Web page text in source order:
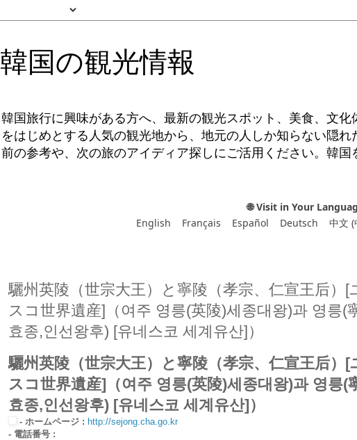
韓国の観光情報
韓国旅行に興味がある方へ、最新の観光スポット、美食、文
をはじめとする人気の観光地から、地元の人しか知らない隠
前の参考や、次の旅のアイディア探しにご活用ください。韓国
🌐 Visit in Your
English
Français Español Deutsch 中文 (
驪州英陵（世宗大王）と寧陵（孝宗、仁宣王后）[
スコ世界遺産]（여주 영릉(英陵)세종대왕)과 영릉(
효종,인선왕후) [유네스코 세계유산]）
驪州英陵（世宗大王）と寧陵（孝宗、仁宣王后）[
スコ世界遺産]（여주 영릉(英陵)세종대왕)과 영릉(
효종,인선왕후) [유네스코 세계유산]）
- ホームページ : http://sejong.cha.go.kr
- 電話番号 :